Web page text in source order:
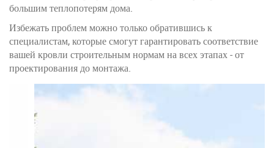
большим теплопотерям дома.
Избежать проблем можно только обратившись к
специалистам, которые смогут гарантировать соответствие
вашей кровли строительным нормам на всех этапах - от
проектирования до монтажа.